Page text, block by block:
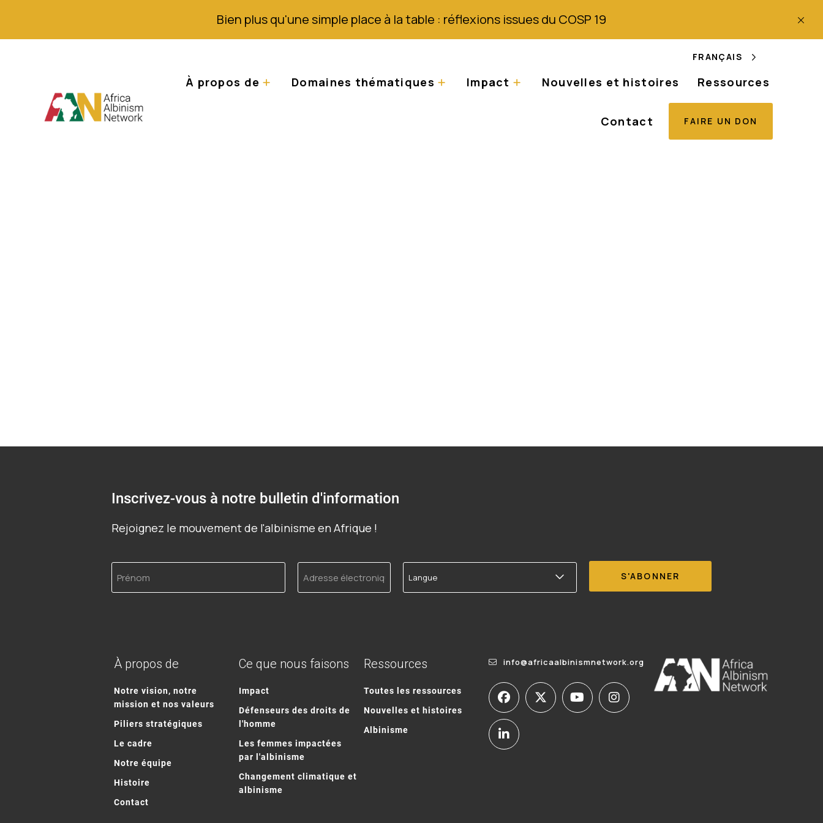
Bien plus qu'une simple place à la table : réflexions issues du COSP 19
FRANÇAIS
À propos de Domaines thématiques Impact Nouvelles et histoires Ressources
Contact FAIRE UN DON
Inscrivez-vous à notre bulletin d'information
Rejoignez le mouvement de l'albinisme en Afrique !
Prénom
Adresse
électronique
Langue
À propos de
Notre vision, notre
mission et nos valeurs
Piliers stratégiques
Le cadre
Notre équipe
Histoire
Contact
Ce que nous faisons
Impact
Défenseurs des droits de
l'homme
Les femmes impactées
par l'albinisme
Changement climatique et
albinisme
Ressources
Toutes les ressources
Nouvelles et histoires
Albinisme
info@africaalbinismnetwork.org